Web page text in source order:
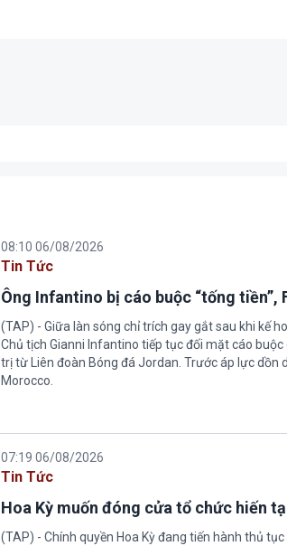
08:10 06/08/2026
Tin Tức
Ông Infantino bị cáo buộc “tống tiền”,
(TAP) - Giữa làn sóng chỉ trích gay gắt sau khi kế
Chủ tịch Gianni Infantino tiếp tục đối mặt cáo
trị từ Liên đoàn Bóng đá Jordan. Trước áp lực dồn
Morocco.
07:19 06/08/2026
Tin Tức
Hoa Kỳ muốn đóng cửa tổ chức hiến
(TAP) - Chính quyền Hoa Kỳ đang tiến hành thủ